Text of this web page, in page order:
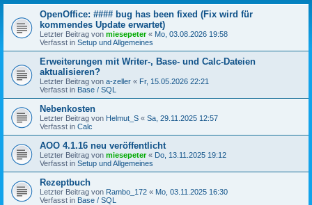
OpenOffice: #### bug has been fixed (Fix wird für
kommendes Update erwartet)
Letzter Beitrag von miesepeter« Mo, 03.08.2026 19:58
Verfasst in Setup und Allgemeines
Erweiterungen mit Writer-, Base- und Calc-Dateien
aktualisieren?
Letzter Beitrag von a-zeller « Fr, 15.05.2026 22:21
Verfasst in Base / SQL
Nebenkosten
Letzter Beitrag von Helmut_S « Sa, 29.11.2025 12:57
Verfasst in Calc
AOO 4.1.16 neu veröffentlicht
Letzter Beitrag von miesepeter« Do, 13.11.2025 19:12
Verfasst in Setup und Allgemeines
Rezeptbuch
Letzter Beitrag von Rambo_172 « Mo, 03.11.2025 16:30
Verfasst in Base / SQL